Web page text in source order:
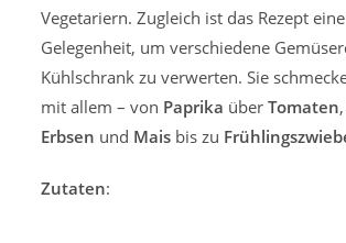
Vegetariern. Zugleich ist das Rezept
Gelegenheit, um verschiedene
Kühlschrank zu verwerten. Sie
mit allem – von Paprika überTomaten
Erbsen und Mais bis zu
Zutaten: